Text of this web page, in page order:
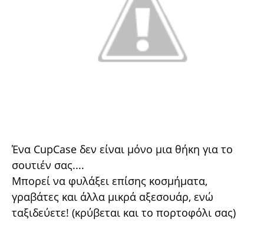
Ένα CupCase δεν είναι μόνο μια θήκη για το
σουτιέν σας....
Μπορεί να φυλάξει επίσης κοσμήματα,
γραβάτες και άλλα μικρά αξεσουάρ, ενώ
ταξιδεύετε! (κρύβεται και το πορτοφόλι σας)